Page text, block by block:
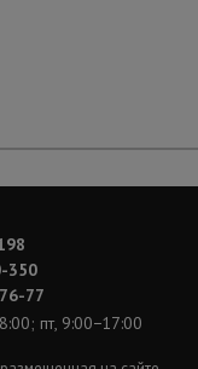
350
77
пт, 9:00−17:00